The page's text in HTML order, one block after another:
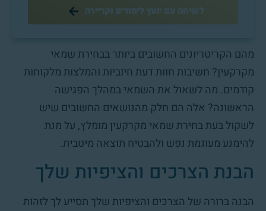
לשיחה עם יועץ לימודים וקריירה
מהם הקריטריונים החשובים ביותר בבחירת שמאי
מקרקעין? חשיבות חוות דעת חיוביות והמלצות מלקוחות
קודמים. מה לשאול את השמאי במהלך הפגישה
הראשונה? אלה הם חלק מהנושאים החשובים שיש
לשקול בעת בחירת שמאי מקרקעין מומלץ, על מנת
להימנע מעוגמת נפש ולהבטיח תוצאה מיטבית.
הבנת הצרכים והציפיות שלך
הבנה ברורה של הצרכים והציפיות שלך תסייע לך לזהות